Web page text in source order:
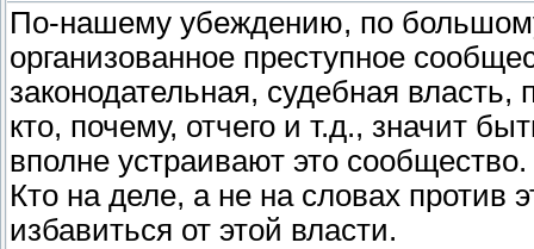
По-нашему убеждению, по
организованное преступное
законодательная, судебная
кто, почему, отчего и т.д., значит
вполне устраивают это
Кто на деле, а не на словах против
избавиться от этой власти.